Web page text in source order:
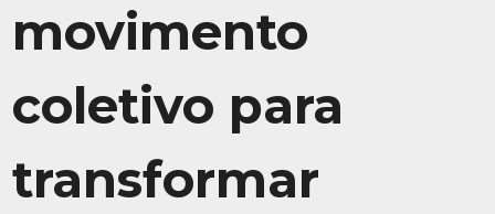
movimento
coletivo para
transformar